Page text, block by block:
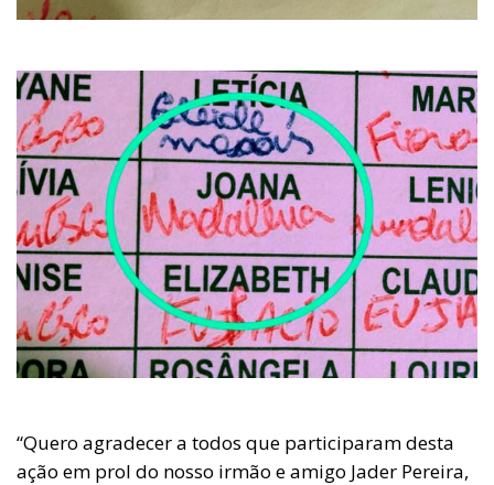
“Quero agradecer a todos que participaram desta
ação em prol do nosso irmão e amigo Jader Pereira,